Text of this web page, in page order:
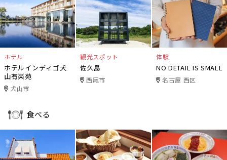
ホテル
ホテルインディゴ犬
山有楽苑
犬山市
観光スポット
佐久島
西尾市
体験
NO DETAIL IS SMALL
名古屋 西区
食べる